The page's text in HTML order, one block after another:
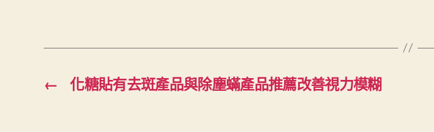
← 化糖貼有去斑產品與除塵蟎產品推薦改善視力模糊